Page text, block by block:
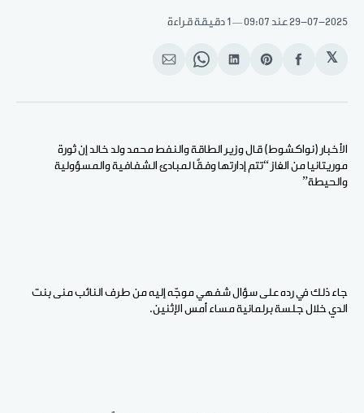
29-07-2025عند 09:07 1 دقيقة قراءة
𝕏
انشر
الفيسبوك
Share
Pinterest
انشر
لينكد
Share
WhatsApp
انشر
الإيميل
الأخبار (نواكشوط) قال وزير الطاقة والنفط محمد ولد خالد إن ثورة
موريتانيا من الغاز “تتم إدارتها وفقًا لمبادئ الشفافية والمسؤولية
والحيطة”
جاء ذلك في رده على سؤال شفهي موجّه إليه من طرف النائب منى بنت
الدي خلال جلسة برلمانية مساء أمس الإثنين.